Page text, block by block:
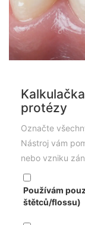
protézy
Označte
Nástroj vám
nebo vzniku
Používám
štětců/flossu)